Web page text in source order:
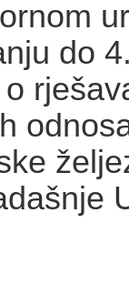
do